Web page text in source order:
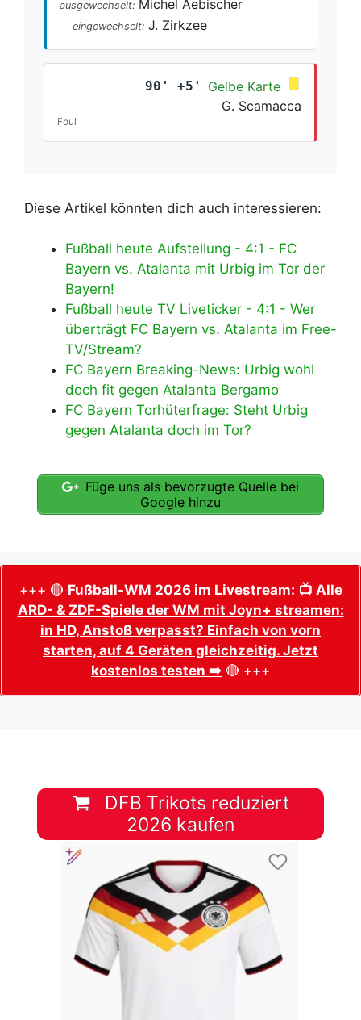
ausgewechselt: Michel Aebischer
eingewechselt: J. Zirkzee
90' +5'
Gelbe Karte
G. Scamacca
Foul
Diese Artikel könnten dich auch interessieren:
Fußball heute Aufstellung - 4:1 - FC
Bayern vs. Atalanta mit Urbig im Tor der
Bayern!
Fußball heute TV Liveticker - 4:1 - Wer
überträgt FC Bayern vs. Atalanta im Free-
TV/Stream?
FC Bayern Breaking-News: Urbig wohl
doch fit gegen Atalanta Bergamo
FC Bayern Torhüterfrage: Steht Urbig
gegen Atalanta doch im Tor?
Füge uns als bevorzugte Quelle bei
Google hinzu
+++ 🔴 Fußball-WM 2026 im Livestream: 📺 Alle
ARD- & ZDF-Spiele der WM mit Joyn+ streamen:
in HD, Anstoß verpasst? Einfach von vorn
starten, auf 4 Geräten gleichzeitig. Jetzt
kostenlos testen ➡️ 🔴 +++
DFB Trikots reduziert
2026 kaufen